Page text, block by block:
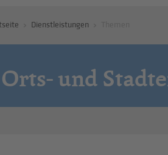
Dienstleistungen
Orts- und